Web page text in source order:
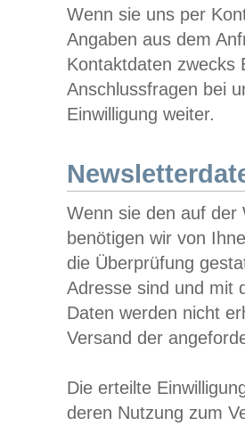
Wenn sie uns per
Angaben aus dem
Kontaktdaten zwecks
Anschlussfragen bei
Einwilligung weiter.
Wenn sie den auf der
benötigen wir von
die Überprüfung
Adresse sind und mit
Daten werden nicht
Versand der
Die erteilte
deren Nutzung zum